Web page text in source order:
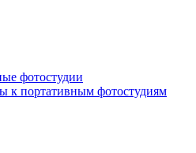
фотостудии
к портативным фотостудиям